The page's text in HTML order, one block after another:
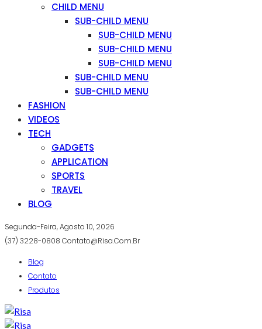
CHILD MENU
SUB-CHILD MENU
SUB-CHILD MENU
SUB-CHILD MENU
SUB-CHILD MENU
SUB-CHILD MENU
SUB-CHILD MENU
FASHION
VIDEOS
TECH
GADGETS
APPLICATION
SPORTS
TRAVEL
BLOG
Segunda-Feira, Agosto 10, 2026
(37) 3228-0808 Contato@risa.com.br
Blog
Contato
Produtos